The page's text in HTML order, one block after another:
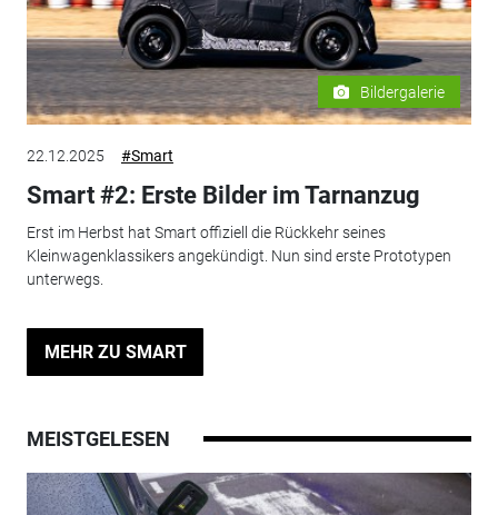
Bildergalerie
22.12.2025 #Smart
Smart #2: Erste Bilder im Tarnanzug
Erst im Herbst hat Smart offiziell die Rückkehr seines
Kleinwagenklassikers angekündigt. Nun sind erste Prototypen
unterwegs.
MEHR ZU SMART
MEISTGELESEN